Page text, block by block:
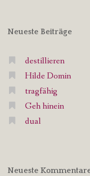
Neueste Beiträge
destillieren
Hilde Domin
tragfähig
Geh hinein
dual
Neueste